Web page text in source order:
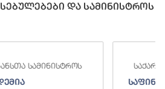
და სამინისტროს
სამინისტროს